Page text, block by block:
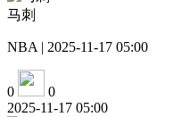
马刺
NBA | 2025-11-17 05:00
0
0
2025-11-17 05:00